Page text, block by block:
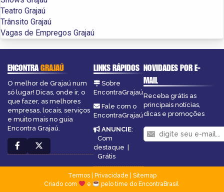
Teatro Grajaú
Trânsito Grajaú
Vagas de Empregos Grajaú
ENCONTRAGRAJAÚ
O melhor de Grajaú num
só lugar! Dicas, onde ir, o
que fazer, as melhores
empresas, locais, serviços
e muito mais no guia
Encontra Grajaú.
LINKS RÁPIDOS
Sobre
EncontraGrajaú
Fale com o
EncontraGrajaú
ANUNCIE:
Com
destaque |
Grátis
NOVIDADES POR E-
MAIL
Receba grátis as
principais notícias,
dicas e promoções
Termos| Privacidade
Sitemap
Criado com
e pelo time do EncontraBrasil